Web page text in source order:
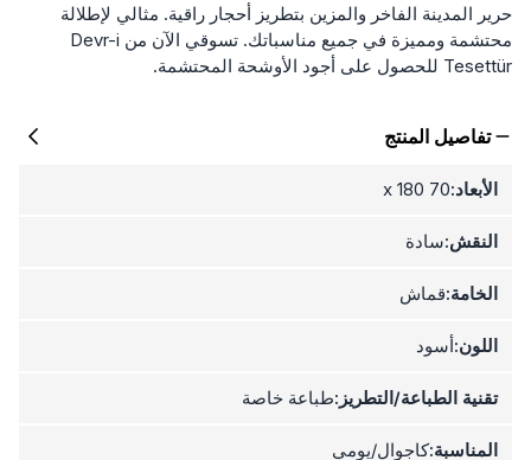
حرير المدينة الفاخر والمزين بتطريز أحجار راقية. مثالي لإطلالة
محتشمة ومميزة في جميع مناسباتك. تسوقي الآن من Devr-i
Tesettür للحصول على أجود الأوشحة المحتشمة.
تفاصيل المنتج
الأبعاد:70 x 180
النقش:سادة
الخامة:قماش
اللون:أسود
تقنية الطباعة/التطريز:طباعة خاصة
المناسبة:كاجوال/يومي